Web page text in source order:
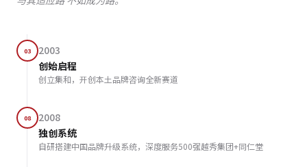
03
2003
创始启程
创立集和，开创本土品牌咨询全新赛道
08
2008
独创系统
自研搭建中国品牌升级系统，深度服务500强越秀集团+同仁堂